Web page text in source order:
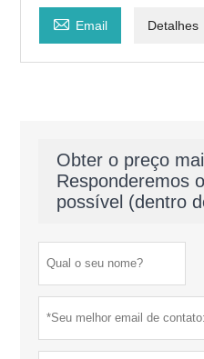
 Email Detalhes
Obter o preço
Responderemos
possível (dentro